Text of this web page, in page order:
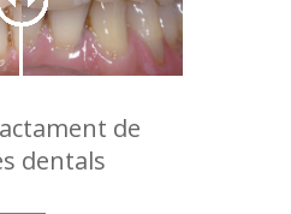
de
dentals